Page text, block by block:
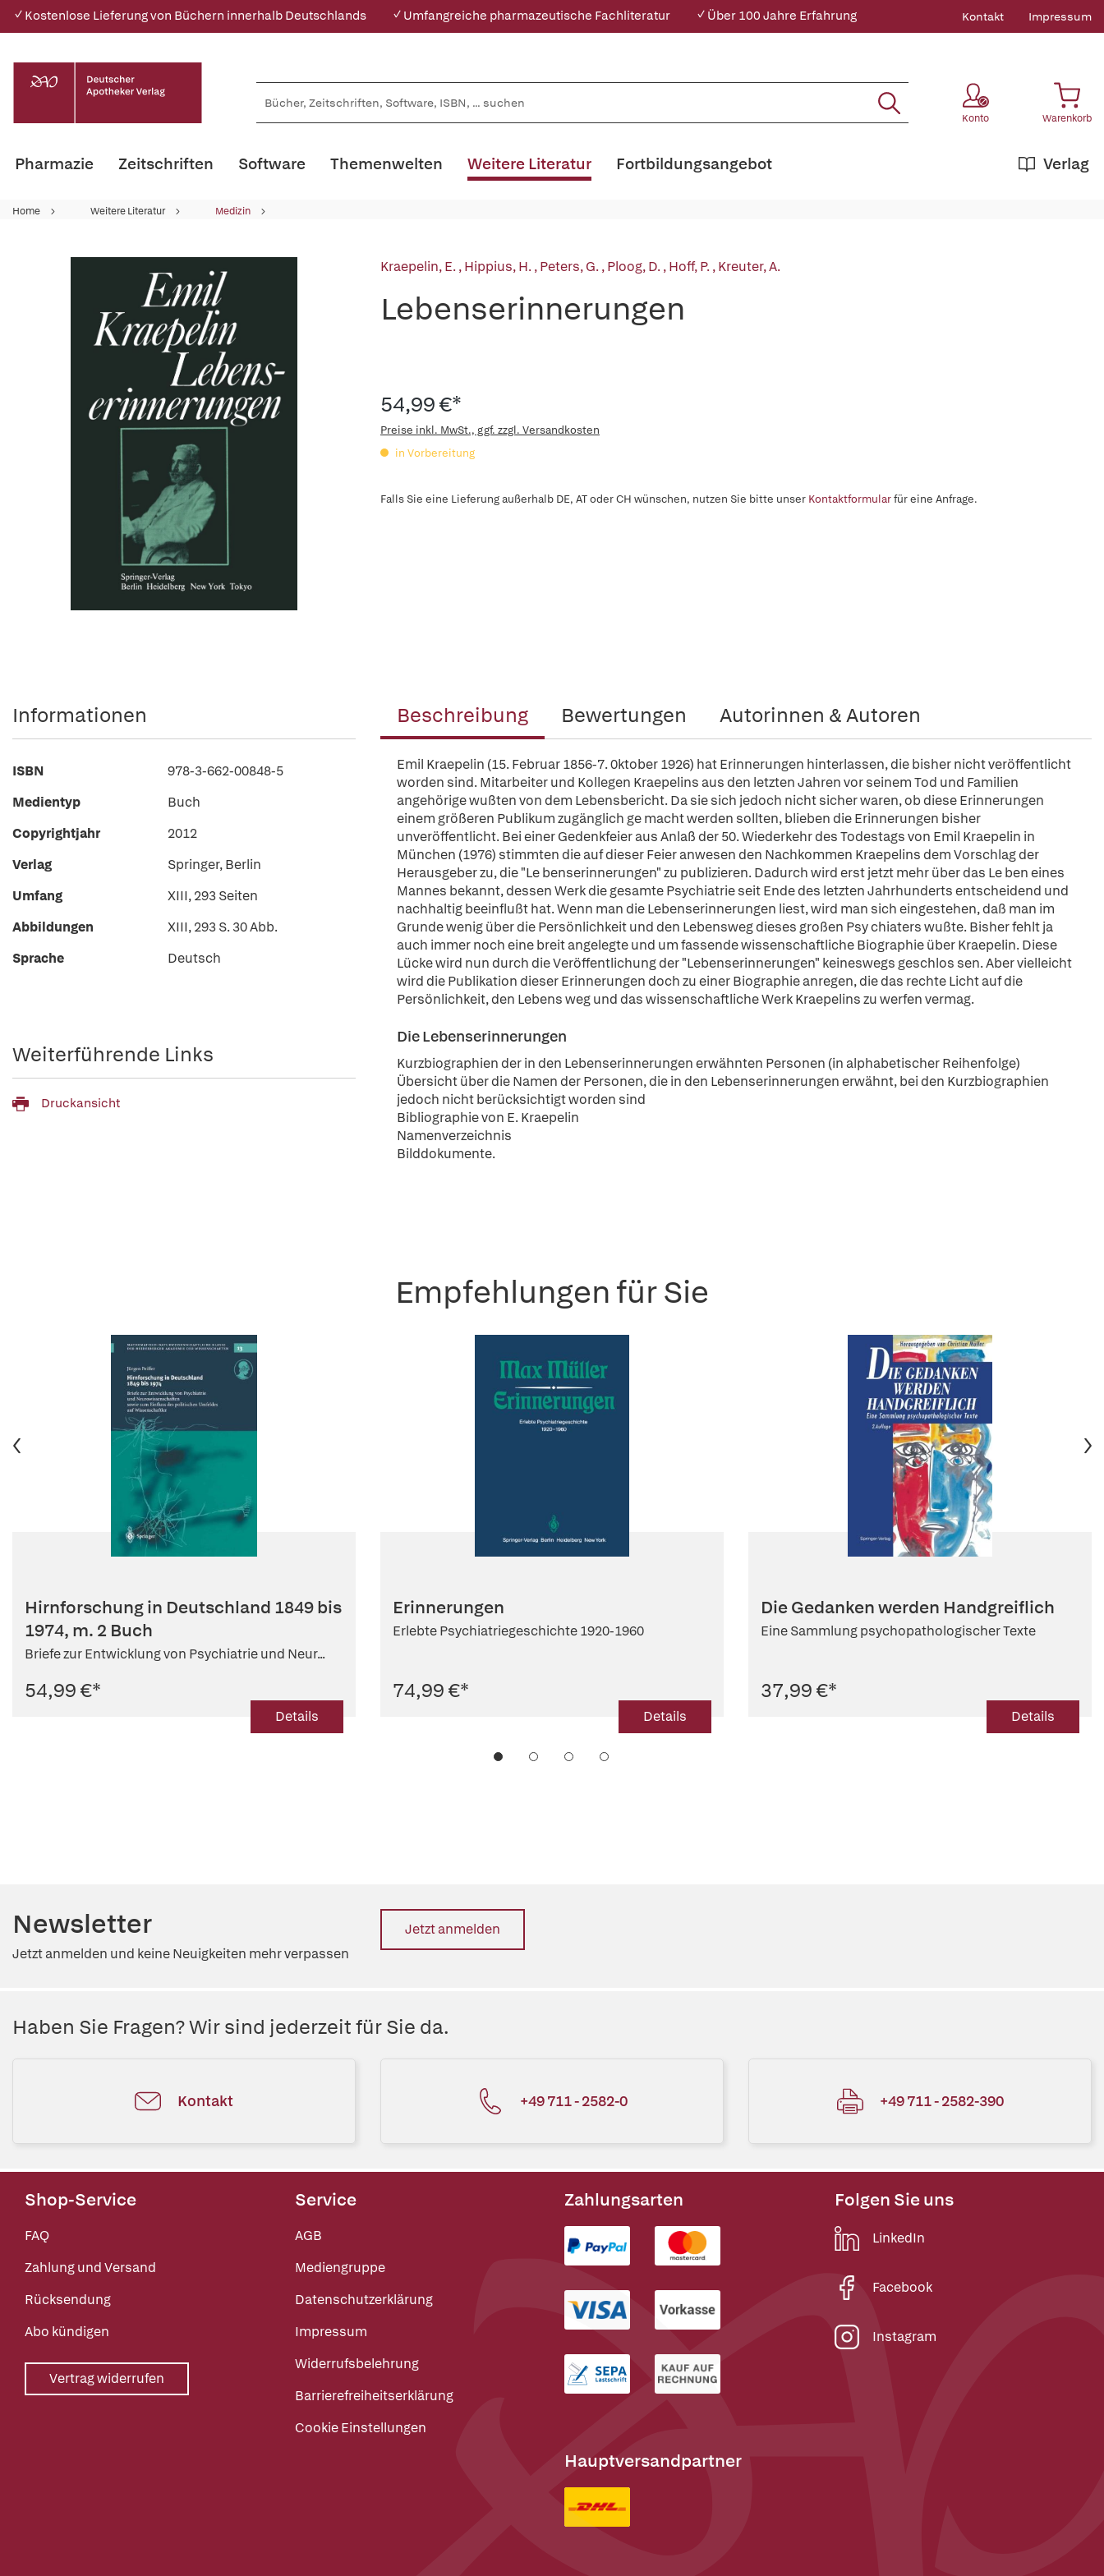
✓ Kostenlose Lieferung von Büchern innerhalb Deutschlands ✓ Umfangreiche pharmazeutische Fachliteratur ✓ Über 100 Jahre Erfahrung Kontakt Impressum
Konto Warenkorb
Pharmazie Zeitschriften Software Themenwelten Weitere Literatur Verlag
Fortbildungsangebot
Home Weitere Literatur Medizin
Kraepelin, E.,Hippius, H.,Peters, G.,Ploog, D.,Hoff, P.,Kreuter, A.
Lebenserinnerungen
54,99 €*
Preise inkl. MwSt., ggf. zzgl. Versandkosten
in Vorbereitung
Falls Sie eine Lieferung außerhalb DE, AT oder CH wünschen, nutzen Sie bitte unser Kontaktformularfür eine Anfrage.
Beschreibung Bewertungen Autorinnen & Autoren
Emil Kraepelin (15. Februar 1856-7. 0ktober 1926) hat Erinnerungen hinterlassen, die bisher nicht veröffentlicht
worden sind. Mitarbeiter und Kollegen Kraepelins aus den letzten Jahren vor seinem Tod und Familien
angehörige wußten von dem Lebensbericht. Da sie sich jedoch nicht sicher waren, ob diese Erinnerungen
einem größeren Publikum zugänglich ge macht werden sollten, blieben die Erinnerungen bisher
unveröffentlicht. Bei einer Gedenkfeier aus Anlaß der 50. Wiederkehr des Todestags von Emil Kraepelin in
München (1976) stimmten die auf dieser Feier anwesen den Nachkommen Kraepelins dem Vorschlag der
Herausgeber zu, die "Le benserinnerungen" zu publizieren. Dadurch wird erst jetzt mehr über das Le ben eines
Mannes bekannt, dessen Werk die gesamte Psychiatrie seit Ende des letzten Jahrhunderts entscheidend und
nachhaltig beeinflußt hat. Wenn man die Lebenserinnerungen liest, wird man sich eingestehen, daß man im
Grunde wenig über die Persönlichkeit und den Lebensweg dieses großen Psy chiaters wußte. Bisher fehlt ja
auch immer noch eine breit angelegte und um fassende wissenschaftliche Biographie über Kraepelin. Diese
Lücke wird nun durch die Veröffentlichung der "Lebenserinnerungen" keineswegs geschlos sen. Aber vielleicht
wird die Publikation dieser Erinnerungen doch zu einer Biographie anregen, die das rechte Licht auf die
Persönlichkeit, den Lebens weg und das wissenschaftliche Werk Kraepelins zu werfen vermag.
Die Lebenserinnerungen
Kurzbiographien der in den Lebenserinnerungen erwähnten Personen (in alphabetischer Reihenfolge)
Übersicht über die Namen der Personen, die in den Lebenserinnerungen erwähnt, bei den Kurzbiographien
jedoch nicht berücksichtigt worden sind
Bibliographie von E. Kraepelin
Namenverzeichnis
Bilddokumente.
Informationen
ISBN
978-3-662-00848-5
Medientyp
Buch
Copyrightjahr
2012
Verlag
Springer, Berlin
Umfang
XIII, 293 Seiten
Abbildungen
XIII, 293 S. 30 Abb.
Sprache
Deutsch
Weiterführende Links
Druckansicht
Empfehlungen für Sie
Hirnforschung in Deutschland 1849 bis
1974, m. 2 Buch
Briefe zur Entwicklung von Psychiatrie und Neur...
54,99 €*
Details
Erinnerungen
Erlebte Psychiatriegeschichte 1920-1960
74,99 €*
Details
Die Gedanken werden Handgreiflich
Eine Sammlung psychopathologischer Texte
37,99 €*
Details
Newsletter
Jetzt anmelden und keine Neuigkeiten mehr verpassen
Jetzt anmelden
Haben Sie Fragen? Wir sind jederzeit für Sie da.
Kontakt +49 711 - 2582-0 +49 711 - 2582-390
Shop-Service
FAQ
Zahlung und Versand
Rücksendung
Abo kündigen
Vertrag widerrufen
Service
AGB
Mediengruppe
Datenschutzerklärung
Impressum
Widerrufsbelehrung
Barrierefreiheitserklärung
Cookie Einstellungen
Zahlungsarten
Hauptversandpartner
Folgen Sie uns
LinkedIn
Facebook
Instagram